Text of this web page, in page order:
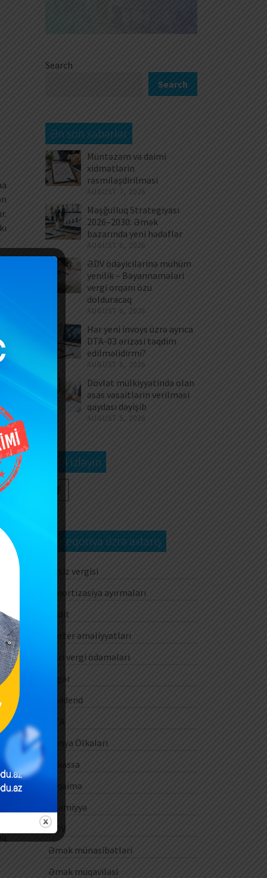
Search
Search
Ən son xəbərlər
Müntəzəm və daimi
xidmətlərin
rəsmiləşdirilməsi
AUGUST 7, 2026
Məşğulluq Strategiyası
2026–2030: Əmək
bazarında yeni hədəflər
AUGUST 6, 2026
ƏDV ödəyicilərinə mühüm
yenilik – Bəyannamələri
vergi orqanı özü
dolduracaq
AUGUST 6, 2026
Hər yeni invoys üzrə ayrıca
DTA-03 ərizəsi təqdim
edilməlidirmi?
AUGUST 6, 2026
Dövlət mülkiyyətində olan
əsas vəsaitlərin verilməsi
qaydası dəyişib
AUGUST 5, 2026
Bizi izləyin
Kateqoriya üzrə axtarış
Aksiz vergisi
Amortizasiya ayırmaları
Audit
Barter əməliyyatları
Cari vergi ödəmələri
Digər
Dividend
Dünya Ölkələri
E-kassa
E-qaimə
Ezamiyyə
ƏDV
Əmək münasibətləri
Əmək müqaviləsi